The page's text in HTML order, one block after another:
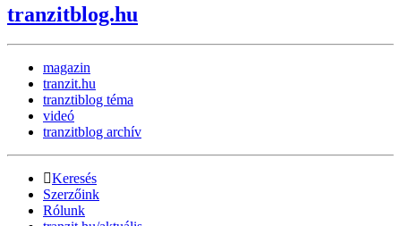
tranzitblog.hu
magazin
tranzit.hu
tranztiblog téma
videó
tranzitblog archív
Keresés
Szerzőink
Rólunk